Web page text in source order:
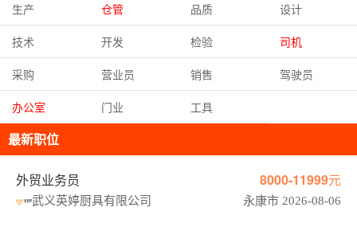
生产 仓管 品质 设计
技术 开发 检验 司机
采购 营业员 销售 驾驶员
办公室 门业 工具
最新职位
外贸业务员 8000-11999元
武义英婷厨具有限公司 永康市 2026-08-06